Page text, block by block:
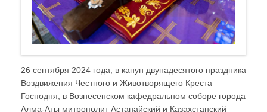
26 сентября 2024 года, в канун двунадесятого праздника
Воздвижения Честного и Животворящего Креста
Господня, в Вознесенском кафедральном соборе города
Алма-Аты митрополит Астанайский и Казахстанский